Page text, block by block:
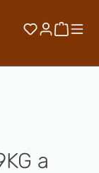
Hai 0Il
a